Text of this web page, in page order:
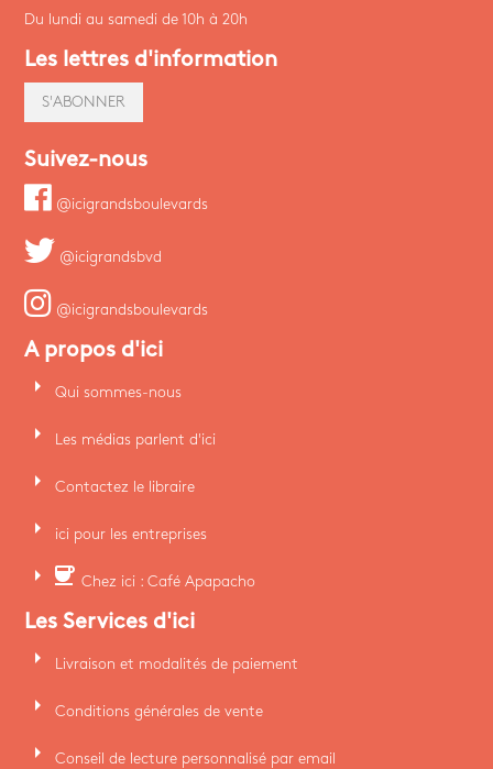
Du lundi au samedi de 10h à 20h
Les lettres d'information
S'ABONNER
Suivez-nous
@icigrandsboulevards
@icigrandsbvd
@icigrandsboulevards
A propos d'ici
arrow_right Qui sommes-nous
arrow_right Les médias parlent d'ici
arrow_right Contactez le libraire
arrow_right ici pour les entreprises
arrow_right coffee Chez ici : Café Apapacho
Les Services d'ici
arrow_right Livraison et modalités de paiement
arrow_right Conditions générales de vente
arrow_right Conseil de lecture personnalisé par email